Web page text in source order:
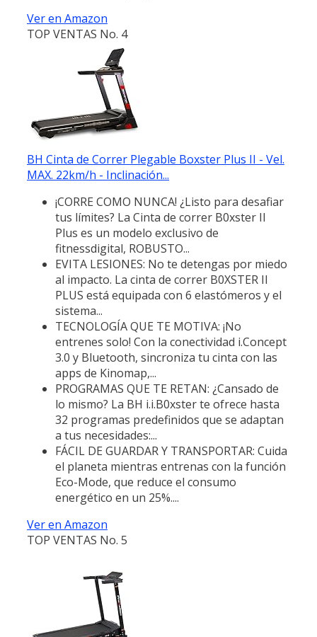
Ver en Amazon
TOP VENTAS No. 4
BH Cinta de Correr Plegable Boxster Plus II - Vel.
MAX. 22km/h - Inclinación...
¡CORRE COMO NUNCA! ¿Listo para desafiar
tus límites? La Cinta de correr B0xster II
Plus es un modelo exclusivo de
fitnessdigital, ROBUSTO...
EVITA LESIONES: No te detengas por miedo
al impacto. La cinta de correr B0XSTER II
PLUS está equipada con 6 elastómeros y el
sistema...
TECNOLOGÍA QUE TE MOTIVA: ¡No
entrenes solo! Con la conectividad i.Concept
3.0 y Bluetooth, sincroniza tu cinta con las
apps de Kinomap,...
PROGRAMAS QUE TE RETAN: ¿Cansado de
lo mismo? La BH i.i.B0xster te ofrece hasta
32 programas predefinidos que se adaptan
a tus necesidades:...
FÁCIL DE GUARDAR Y TRANSPORTAR: Cuida
el planeta mientras entrenas con la función
Eco-Mode, que reduce el consumo
energético en un 25%....
Ver en Amazon
TOP VENTAS No. 5